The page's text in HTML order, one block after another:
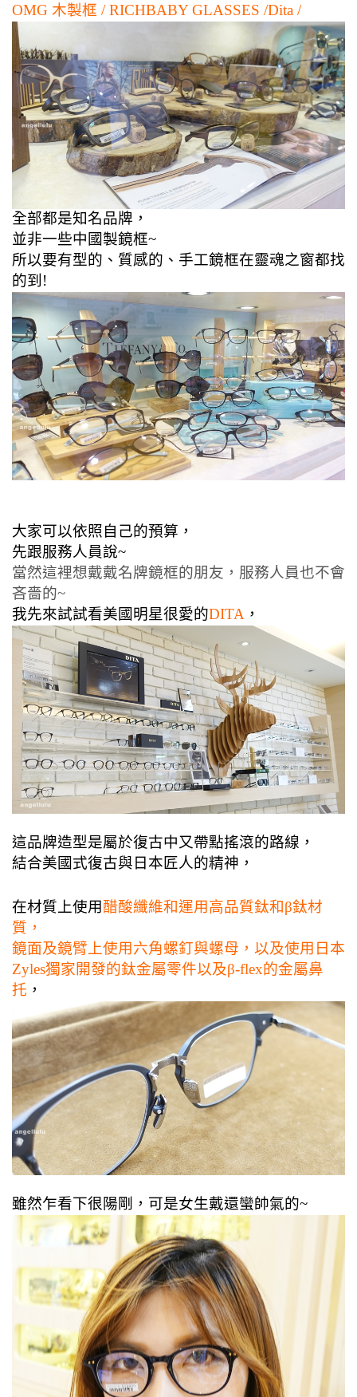
OMG 木製框 / RICHBABY GLASSES /Dita /
全部都是知名品牌，
並非一些中國製鏡框~
所以要有型的、質感的、手工鏡框在靈魂之窗都找
的到!
大家可以依照自己的預算，
先跟服務人員說~
當然這裡想戴戴名牌鏡框的朋友，服務人員也不會
吝嗇的~
我先來試試看美國明星很愛的DITA ，
這品牌造型是屬於復古中又帶點搖滾的路線，
結合美國式復古與日本匠人的精神，
在材質上使用醋酸纖維和運用高品質鈦和β鈦材
質，
鏡面及鏡臂上使用六角螺釘與螺母，以及使用日本
Zyles獨家開發的鈦金屬零件以及β-flex的金屬鼻
托 ，
雖然乍看下很陽剛，可是女生戴還蠻帥氣的~